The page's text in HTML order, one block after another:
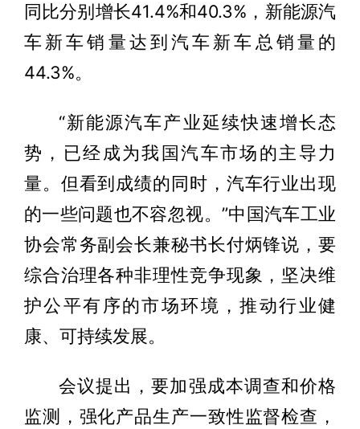
同比分别增长41.4%和40.3%，新能源汽
车新车销量达到汽车新车总销量的
44.3%。
“新能源汽车产业延续快速增长态
势，已经成为我国汽车市场的主导力
量。但看到成绩的同时，汽车行业出现
的一些问题也不容忽视。”中国汽车工业
协会常务副会长兼秘书长付炳锋说，要
综合治理各种非理性竞争现象，坚决维
护公平有序的市场环境，推动行业健
康、可持续发展。
会议提出，要加强成本调查和价格
监测，强化产品生产一致性监督检查，